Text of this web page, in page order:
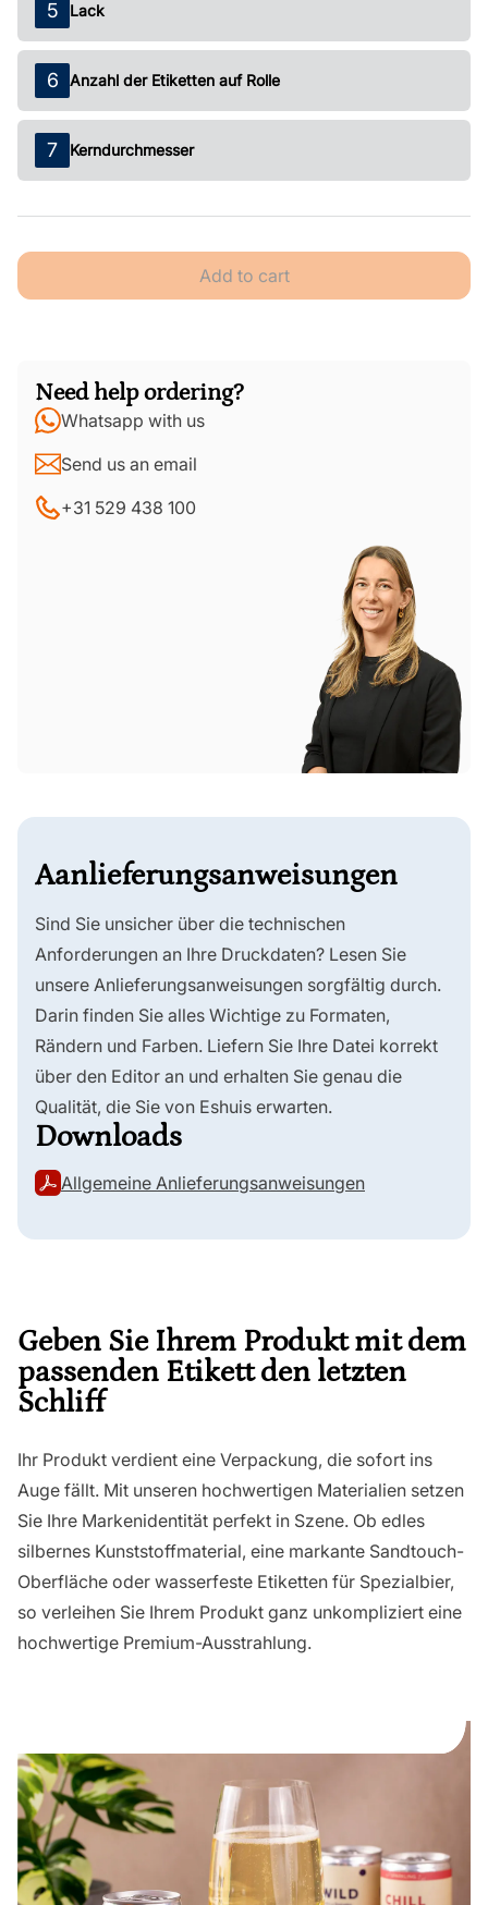
Lack
Anzahl der Etiketten auf Rolle
Kerndurchmesser
Add to cart
Need help ordering?
Whatsapp with us
Send us an email
+31 529 438 100
Aanlieferungsanweisungen
Sind Sie unsicher über die technischen
Anforderungen an Ihre Druckdaten? Lesen Sie
unsere Anlieferungsanweisungen sorgfältig durch.
Darin finden Sie alles Wichtige zu Formaten,
Rändern und Farben. Liefern Sie Ihre Datei korrekt
über den Editor an und erhalten Sie genau die
Qualität, die Sie von Eshuis erwarten.
Downloads
Allgemeine Anlieferungsanweisungen
Geben Sie Ihrem Produkt mit dem
passenden Etikett den letzten
Schliff
Ihr Produkt verdient eine Verpackung, die sofort ins
Auge fällt. Mit unseren hochwertigen Materialien setzen
Sie Ihre Markenidentität perfekt in Szene. Ob edles
silbernes Kunststoffmaterial, eine markante Sandtouch-
Oberfläche oder wasserfeste Etiketten für Spezialbier,
so verleihen Sie Ihrem Produkt ganz unkompliziert eine
hochwertige Premium-Ausstrahlung.